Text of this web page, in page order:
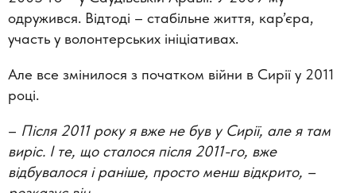
одружився. Відтоді – стабільне життя, кар’єра,
участь у волонтерських ініціативах.
Але все змінилося з початком війни в Сирії у 2011
році.
– Після 2011 року я вже не був у Сирії, але я там
виріс. І те, що сталося після 2011-го, вже
відбувалося і раніше, просто менш відкрито, –